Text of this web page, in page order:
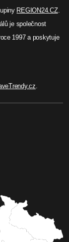
REGION24.CZ.
je společnost
1997 a poskytuje